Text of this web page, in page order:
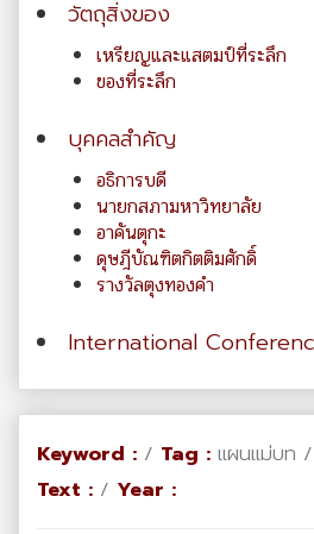
วัตถุสิ่งของ
เหรียญและแสตมป์ที่ระลึก
ของที่ระลึก
บุคคลสำคัญ
อธิการบดี
นายกสภามหาวิทยาลัย
อาคันตุกะ
ดุษฎีบัณฑิตกิตติมศักดิ์
รางวัลตุงทองคำ
International
Keyword : / Tag : แผนแม่บท /
Text : / Year :